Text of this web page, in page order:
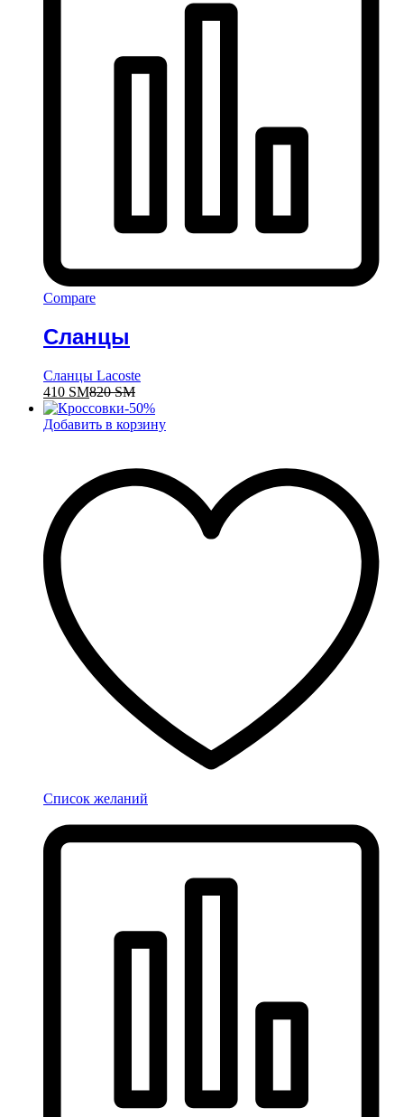
Compare
Сланцы
Сланцы Lacoste
410 ЅМ820ЅМ
-50%
Добавить в корзину
Список желаний